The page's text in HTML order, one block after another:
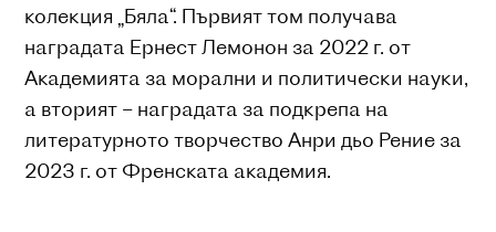
колекция „Бяла“. Първият том получава
наградата Ернест Лемонон за 2022 г. от
Академията за морални и политически науки,
а вторият – наградата за подкрепа на
литературното творчество Анри дьо Рение за
2023 г. от Френската академия.